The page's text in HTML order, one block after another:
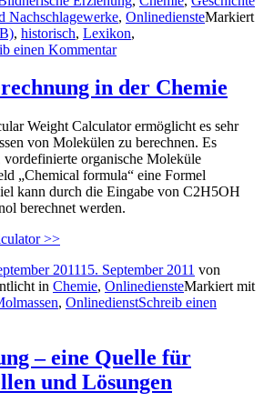
Nachschlagewerke, OnlinediensteMarkiert
, historisch, Lexikon,
einen Kommentar
in der Chemie
Weight Calculator ermöglicht es sehr
von Molekülen zu berechnen. Es
organische Moleküle
„Chemical formula“ eine Formel
kann durch die Eingabe von C2H5OH
berechnet werden.
>>
201115. September 2011 von
in Chemie, OnlinediensteMarkiert mit
, OnlinedienstSchreib einen
– eine Quelle für
und Lösungen